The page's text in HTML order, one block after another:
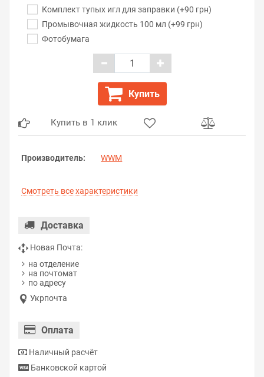
Комплект тупых игл для заправки (+90 грн)
Промывочная жидкость 100 мл (+99 грн)
Фотобумага
Купить
Купить в 1 клик
Производитель: WWM
Смотреть все характеристики
Доставка
Новая Почта:
на отделение
на почтомат
по адресу
Укрпочта
Оплата
Наличный расчёт
Банковской картой